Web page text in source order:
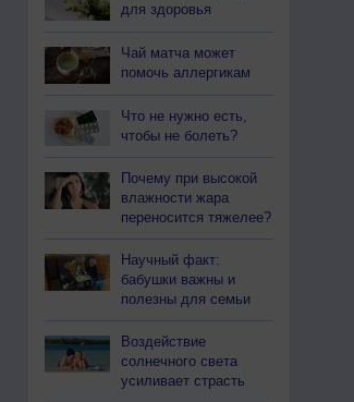
для здоровья
Чай матча может
помочь аллергикам
Что не нужно есть,
чтобы не болеть?
Почему при высокой
влажности жара
переносится тяжелее?
Научный факт:
бабушки важны и
полезны для семьи
Воздействие
солнечного света
усиливает страсть